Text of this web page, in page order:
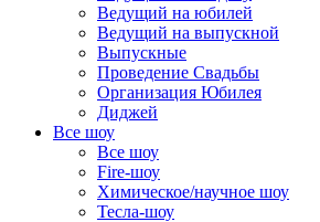
Ведущий на юбилей
Ведущий на выпускной
Выпускные
Проведение Свадьбы
Организация Юбилея
Диджей
Все шоу
Все шоу
Fire-шоу
Химическое/научное шоу
Тесла-шоу